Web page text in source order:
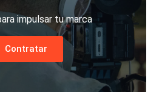
impulsar tu marca
Contratar